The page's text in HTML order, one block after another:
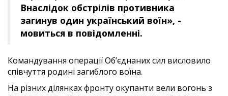
Внаслідок обстрілів противника
загинув один український воїн», -
мовиться в повідомленні.
Командування операції Об’єднаних сил висловило
співчуття родині загиблого воїна.
На різних ділянках фронту окупанти вели вогонь з